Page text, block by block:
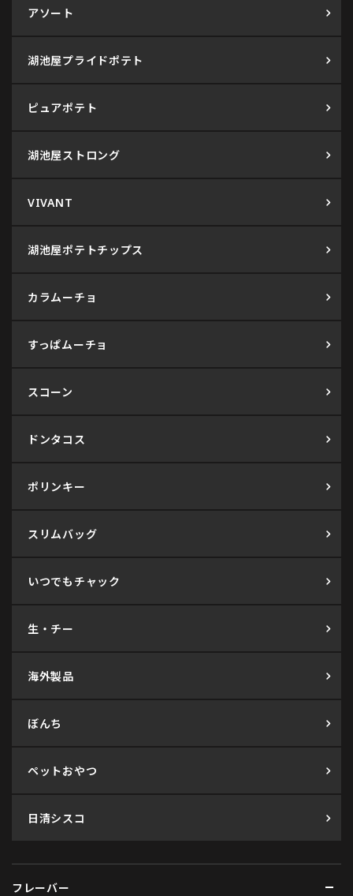
アソート
湖池屋プライドポテト
ピュアポテト
湖池屋ストロング
VIVANT
湖池屋ポテトチップス
カラムーチョ
すっぱムーチョ
スコーン
ドンタコス
ポリンキー
スリムバッグ
いつでもチャック
生・チー
海外製品
ぼんち
ペットおやつ
日清シスコ
フレーバー